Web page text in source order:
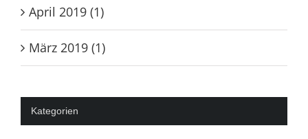
April 2019 (1)
März 2019 (1)
Kategorien